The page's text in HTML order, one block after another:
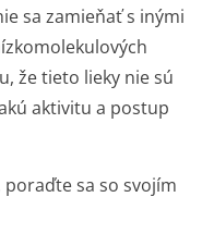
sa zamieňať s inými
že tieto lieky nie sú
aktivitu a postup
sa so svojím